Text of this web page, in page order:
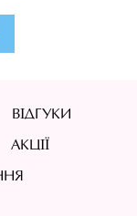
ВІДГУКИ
АКЦІЇ